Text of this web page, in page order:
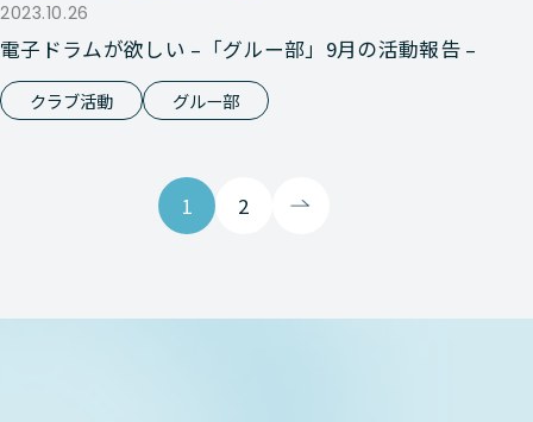
2023.10.26
電子ドラムが欲しい –「グルー部」9月の活動報告 –
クラブ活動 グルー部
1 2